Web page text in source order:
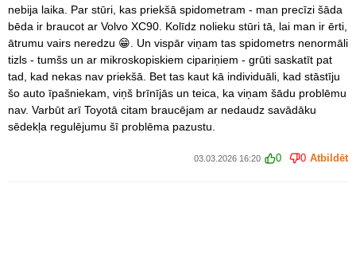
nebija laika. Par stūri, kas priekšā spidometram - man precīzi šāda
bēda ir braucot ar Volvo XC90. Kolīdz nolieku stūri tā, lai man ir ērti,
ātrumu vairs neredzu 😁. Un vispār viņam tas spidometrs nenormāli
tizls - tumšs un ar mikroskopiskiem cipariņiem - grūti saskatīt pat
tad, kad nekas nav priekšā. Bet tas kaut kā individuāli, kad stāstīju
šo auto īpašniekam, viņš brīnījās un teica, ka viņam šādu problēmu
nav. Varbūt arī Toyotā citam braucējam ar nedaudz savādāku
sēdekļa regulējumu šī problēma pazustu.
03.03.2026 16:20 0 0 Atbildēt